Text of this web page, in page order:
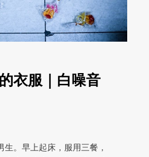
衣服｜白噪音
。早上起床，服用三餐，